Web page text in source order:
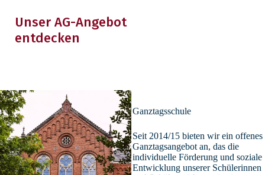
Unser AG-Angebot
entdecken
Ganztagsschule
Seit 2014/15 bieten wir ein offenes
Ganztagsangebot an, das die
individuelle Förderung und soziale
Entwicklung unserer Schülerinnen